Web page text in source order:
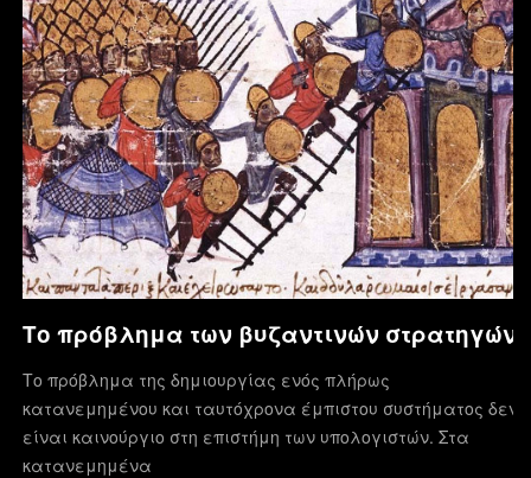
Το πρόβλημα των βυζαντινών στρατηγών
Το πρόβλημα της δημιουργίας ενός πλήρως
κατανεμημένου και ταυτόχρονα έμπιστου συστήματος δεν
είναι καινούργιο στη επιστήμη των υπολογιστών. Στα
κατανεμημένα